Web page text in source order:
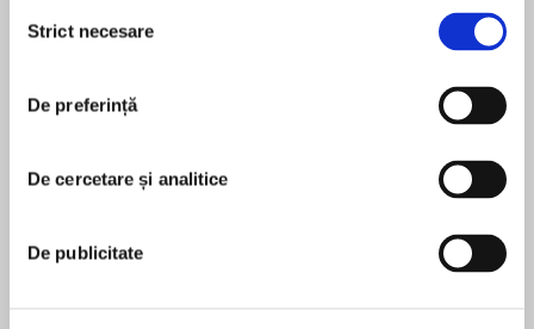
consimțământului
Strict necesare
De preferință
De cercetare și analitice
De publicitate
‘A powerful and inspired achievement. This one
the experience of reading it, or ever will, or ever
should’ ELIZABETH MCCRACKEN
În acest moment nu există recenzii
Tracey Rose Peyton
Tracey Rose is a recent graduate of the Michener
Center for Writers at University of Texas-Austin